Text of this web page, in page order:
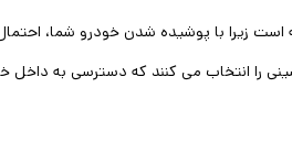
است زیرا با پوشیده شدن خودرو شما،
را انتخاب می کنند که دسترسی به